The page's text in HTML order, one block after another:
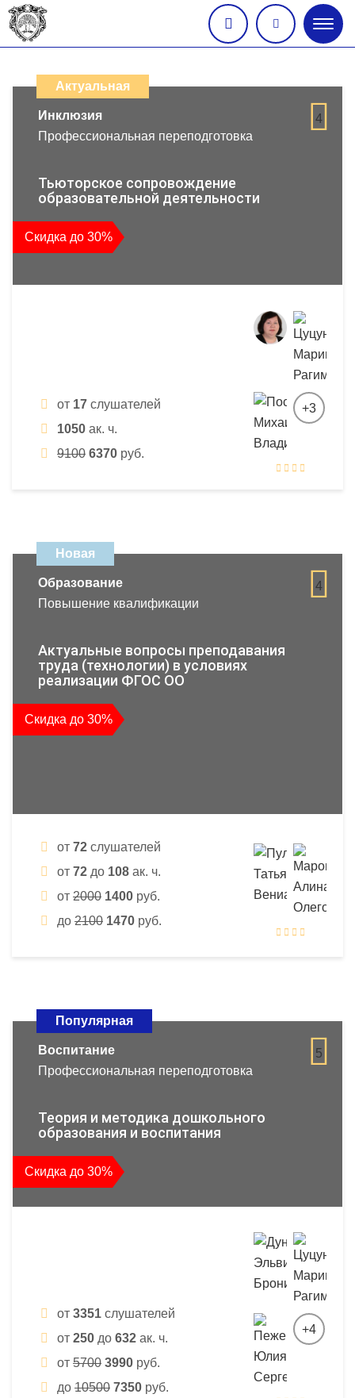
меню
дистанционных
образовательных
повышения
квалификации
и
профессиональной
Актуальная
4
Инклюзия
Профессиональная переподготовка
Тьюторское сопровождение
образовательной деятельности
Скидка до 30%
от 17 слушателей
1050 ак. ч.
9100 6370 руб.
+3
Новая
4
Образование
Повышение квалификации
Актуальные вопросы преподавания
труда (технологии) в условиях
реализации ФГОС ОО
Скидка до 30%
от 72 слушателей
от 72 до 108 ак. ч.
от 2000 1400 руб.
до 2100 1470 руб.
Популярная
5
Воспитание
Профессиональная переподготовка
Теория и методика дошкольного
образования и воспитания
Скидка до 30%
от 3351 слушателей
от 250 до 632 ак. ч.
от 5700 3990 руб.
до 10500 7350 руб.
+4